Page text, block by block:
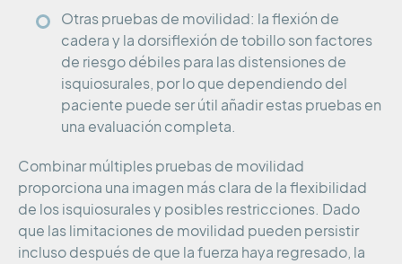
Otras pruebas de movilidad: la flexión de
cadera y la dorsiflexión de tobillo son factores
de riesgo débiles para las distensiones de
isquiosurales, por lo que dependiendo del
paciente puede ser útil añadir estas pruebas en
una evaluación completa.
Combinar múltiples pruebas de movilidad
proporciona una imagen más clara de la flexibilidad
de los isquiosurales y posibles restricciones. Dado
que las limitaciones de movilidad pueden persistir
incluso después de que la fuerza haya regresado, la